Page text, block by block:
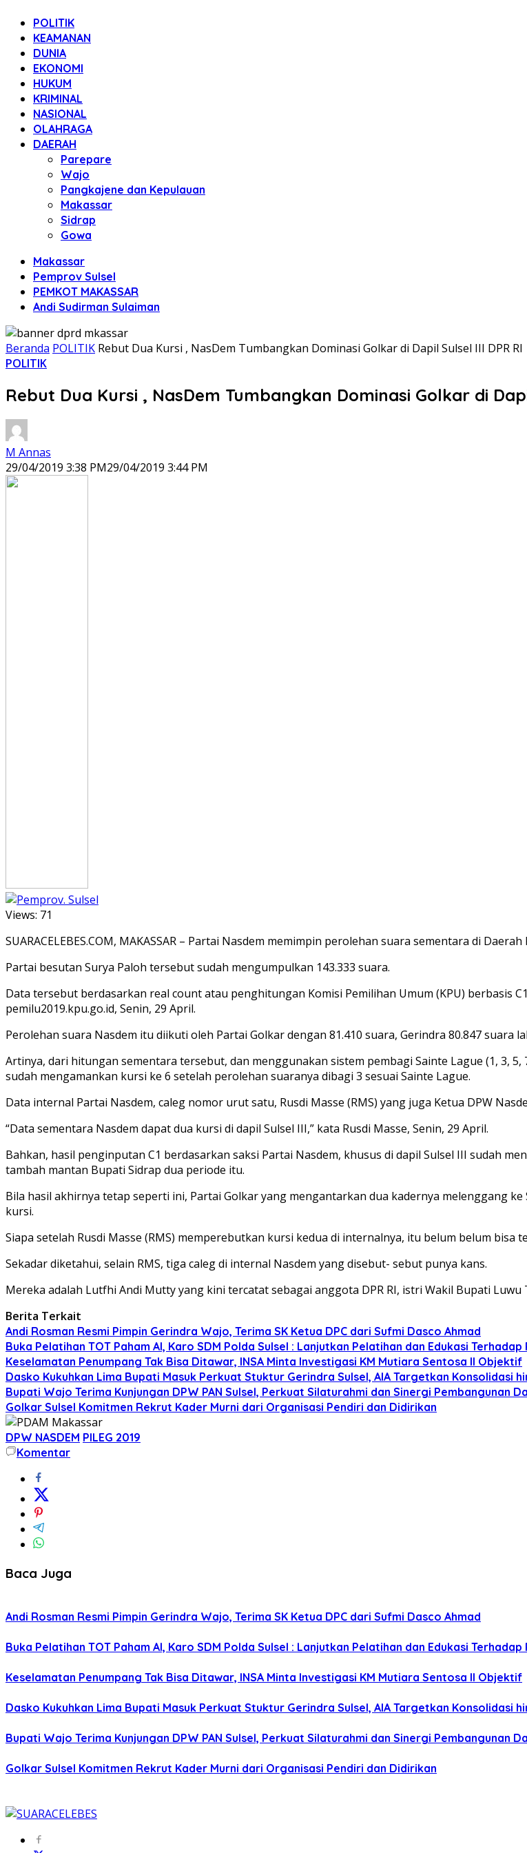
POLITIK
KEAMANAN
DUNIA
EKONOMI
HUKUM
KRIMINAL
NASIONAL
OLAHRAGA
DAERAH
Parepare
Wajo
Pangkajene dan Kepulauan
Makassar
Sidrap
Gowa
Makassar
Pemprov Sulsel
PEMKOT MAKASSAR
Andi Sudirman Sulaiman
Beranda POLITIK Rebut Dua Kursi , NasDem Tumbangkan Dominasi Golkar di Dapil Sulsel III DPR RI
POLITIK
Rebut Dua Kursi , NasDem Tumbangkan Dominasi Golkar di
M Annas
29/04/2019 3:38 PM29/04/2019 3:44 PM
Views: 71
SUARACELEBES.COM, MAKASSAR – Partai Nasdem memimpin perolehan suara sementara di
Partai besutan Surya Paloh tersebut sudah mengumpulkan 143.333 suara.
Data tersebut berdasarkan real count atau penghitungan Komisi Pemilihan Umum (KPU) berbasis
pemilu2019.kpu.go.id, Senin, 29 April.
Perolehan suara Nasdem itu diikuti oleh Partai Golkar dengan 81.410 suara, Gerindra 80.847 suara
Artinya, dari hitungan sementara tersebut, dan menggunakan sistem pembagi Sainte Lague (1, 3,
sudah mengamankan kursi ke 6 setelah perolehan suaranya dibagi 3 sesuai Sainte Lague.
Data internal Partai Nasdem, caleg nomor urut satu, Rusdi Masse (RMS) yang juga Ketua DPW
“Data sementara Nasdem dapat dua kursi di dapil Sulsel III,” kata Rusdi Masse, Senin, 29 April.
Bahkan, hasil penginputan C1 berdasarkan saksi Partai Nasdem, khusus di dapil Sulsel III sudah
tambah mantan Bupati Sidrap dua periode itu.
Bila hasil akhirnya tetap seperti ini, Partai Golkar yang mengantarkan dua kadernya melenggang
kursi.
Siapa setelah Rusdi Masse (RMS) memperebutkan kursi kedua di internalnya, itu belum belum
Sekadar diketahui, selain RMS, tiga caleg di internal Nasdem yang disebut- sebut punya kans.
Mereka adalah Lutfhi Andi Mutty yang kini tercatat sebagai anggota DPR RI, istri Wakil Bupati
Berita Terkait
Andi Rosman Resmi Pimpin Gerindra Wajo, Terima SK Ketua DPC dari Sufmi Dasco Ahmad
Buka Pelatihan TOT Paham AI, Karo SDM Polda Sulsel : Lanjutkan Pelatihan dan Edukasi
Keselamatan Penumpang Tak Bisa Ditawar, INSA Minta Investigasi KM Mutiara Sentosa II Objektif
Dasko Kukuhkan Lima Bupati Masuk Perkuat Stuktur Gerindra Sulsel, AIA Targetkan Konsolidasi
Bupati Wajo Terima Kunjungan DPW PAN Sulsel, Perkuat Silaturahmi dan Sinergi Pembangunan
Golkar Sulsel Komitmen Rekrut Kader Murni dari Organisasi Pendiri dan Didirikan
DPW NASDEM PILEG 2019
Komentar
Baca Juga
Andi Rosman Resmi Pimpin Gerindra Wajo, Terima SK Ketua DPC dari Sufmi Dasco Ahmad
Buka Pelatihan TOT Paham AI, Karo SDM Polda Sulsel : Lanjutkan Pelatihan dan Edukasi
Keselamatan Penumpang Tak Bisa Ditawar, INSA Minta Investigasi KM Mutiara Sentosa II Objektif
Dasko Kukuhkan Lima Bupati Masuk Perkuat Stuktur Gerindra Sulsel, AIA Targetkan Konsolidasi
Bupati Wajo Terima Kunjungan DPW PAN Sulsel, Perkuat Silaturahmi dan Sinergi Pembangunan
Golkar Sulsel Komitmen Rekrut Kader Murni dari Organisasi Pendiri dan Didirikan